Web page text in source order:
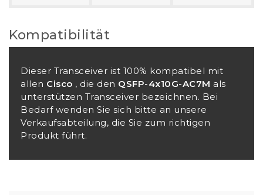
Kompatibilität
Dieser Transceiver ist 100% kompatibel mit
allen Cisco , die den QSFP-4x10G-AC7M als
unterstützen Transceiver bezeichnen. Bei
Bedarf wenden Sie sich bitte an unsere
Verkaufsabteilung, die Sie zum richtigen
Produkt führt.